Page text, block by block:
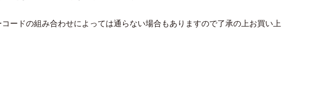
ードの組み合わせによっては通らない場合もありますので了承の上お買い上